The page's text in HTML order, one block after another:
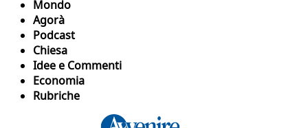
Mondo
Agorà
Podcast
Chiesa
Idee e Commenti
Economia
Rubriche